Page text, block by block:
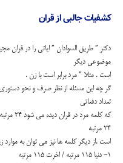
کشفیات جالبی از قران
دکتر ” طریق السوادان ” ایاتی را در قران
موضوعی دیگر
است . مثلا ” مرد برابر است با زن .
گر چه این مسئله از نظر صرف و نحو
تعداد دفعاتی
که
24 مرتبه
است .از دیگر کلمه ها نیز می توان به موارد
1- دنیا 115 مرتبه / اخرت 115 مرتبه